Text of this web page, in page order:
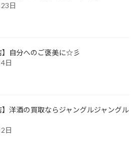
日
】自分へのご褒美に☆彡
日
】洋酒の買取ならジャングルジャングル
日